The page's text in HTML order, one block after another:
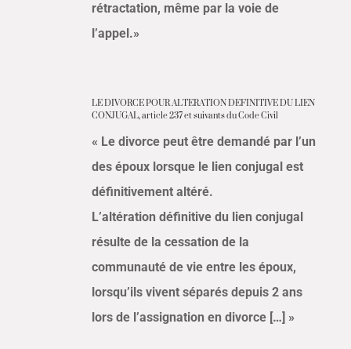
rétractation, même par la voie de
l’appel.»
LE DIVORCE POUR ALTERATION DEFINITIVE DU LIEN
CONJUGAL, article 237 et suivants du Code Civil
« Le divorce peut être demandé par l’un
des époux lorsque le lien conjugal est
définitivement altéré.
L’altération définitive du lien conjugal
résulte de la cessation de la
communauté de vie entre les époux,
lorsqu’ils vivent séparés depuis 2 ans
lors de l’assignation en divorce […] »